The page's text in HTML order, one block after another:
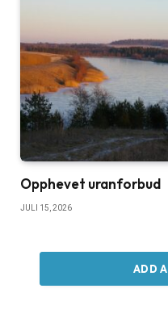
Opphevet uranforbud
JULI 15, 2026
ADD